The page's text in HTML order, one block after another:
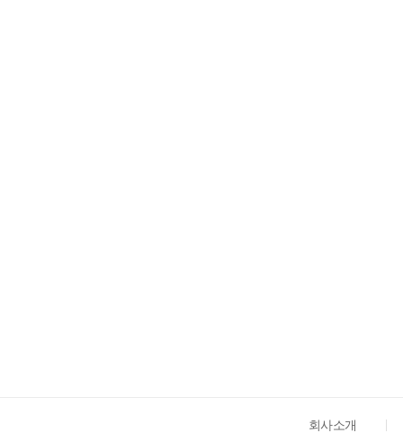
회사소개